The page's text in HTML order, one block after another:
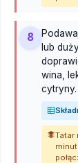
8
lub
wina,
cytryny.
Tatar